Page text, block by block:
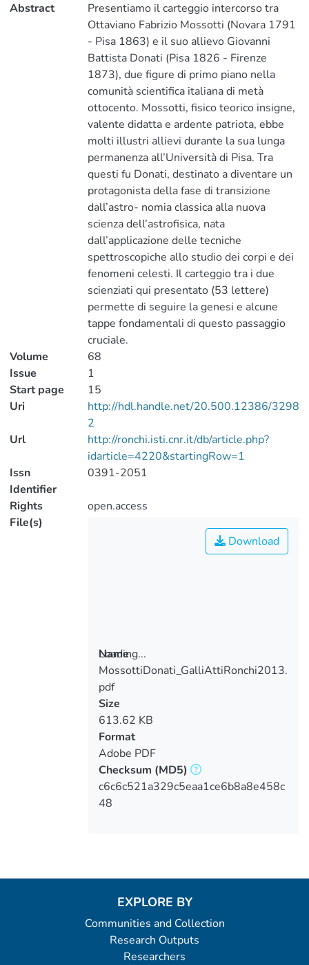
Abstract
Presentiamo il carteggio intercorso tra
Ottaviano Fabrizio Mossotti (Novara 1791
- Pisa 1863) e il suo allievo Giovanni
Battista Donati (Pisa 1826 - Firenze
1873), due figure di primo piano nella
comunità scientifica italiana di metà
ottocento. Mossotti, fisico teorico insigne,
valente didatta e ardente patriota, ebbe
molti illustri allievi durante la sua lunga
permanenza all’Università di Pisa. Tra
questi fu Donati, destinato a diventare un
protagonista della fase di transizione
dall’astro- nomia classica alla nuova
scienza dell’astrofisica, nata
dall’applicazione delle tecniche
spettroscopiche allo studio dei corpi e dei
fenomeni celesti. Il carteggio tra i due
scienziati qui presentato (53 lettere)
permette di seguire la genesi e alcune
tappe fondamentali di questo passaggio
cruciale.
Volume
68
Issue
1
Start page
15
Uri
http://hdl.handle.net/20.500.12386/3298
2
Url
http://ronchi.isti.cnr.it/db/article.php?
idarticle=4220&startingRow=1
Issn
Identifier
0391-2051
Rights
open.access
File(s)
Loading...
Loading...
Download
Name
MossottiDonati_GalliAttiRonchi2013.
pdf
Size
613.62 KB
Format
Adobe PDF
Checksum (MD5)
c6c6c521a329c5eaa1ce6b8a8e458c
48
EXPLORE BY
Communities and Collection
Research Outputs
Researchers